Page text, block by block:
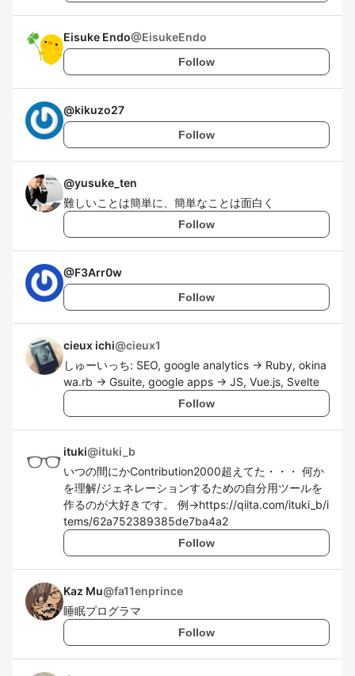
Eisuke Endo@EisukeEndo
Follow
@kikuzo27
Follow
@yusuke_ten
難しいことは簡単に、簡単なことは面白く
Follow
@F3Arr0w
Follow
cieux ichi@cieux1
しゅーいっち: SEO, google analytics → Ruby, okina
wa.rb → Gsuite, google apps → JS, Vue.js, Svelte
Follow
ituki@ituki_b
いつの間にかContribution2000超えてた・・・ 何か
を理解/ジェネレーションするための自分用ツールを
作るのが大好きです。 例→https://qiita.com/ituki_b/i
tems/62a752389385de7ba4a2
Follow
Kaz Mu@fa11enprince
睡眠プログラマ
Follow